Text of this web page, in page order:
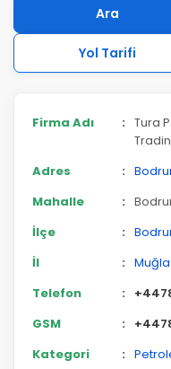
Ara
Yol Tarifi
Firma Adı : Tura
Adres
:
Mahalle
:
İlçe
:
İl
: Muğla
Telefon
:
GSM
:
Kategori
: